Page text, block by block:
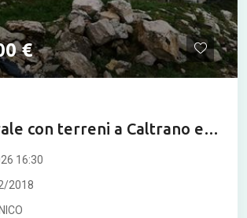
€
con terreni a Caltrano e
in asta
16:30
2018